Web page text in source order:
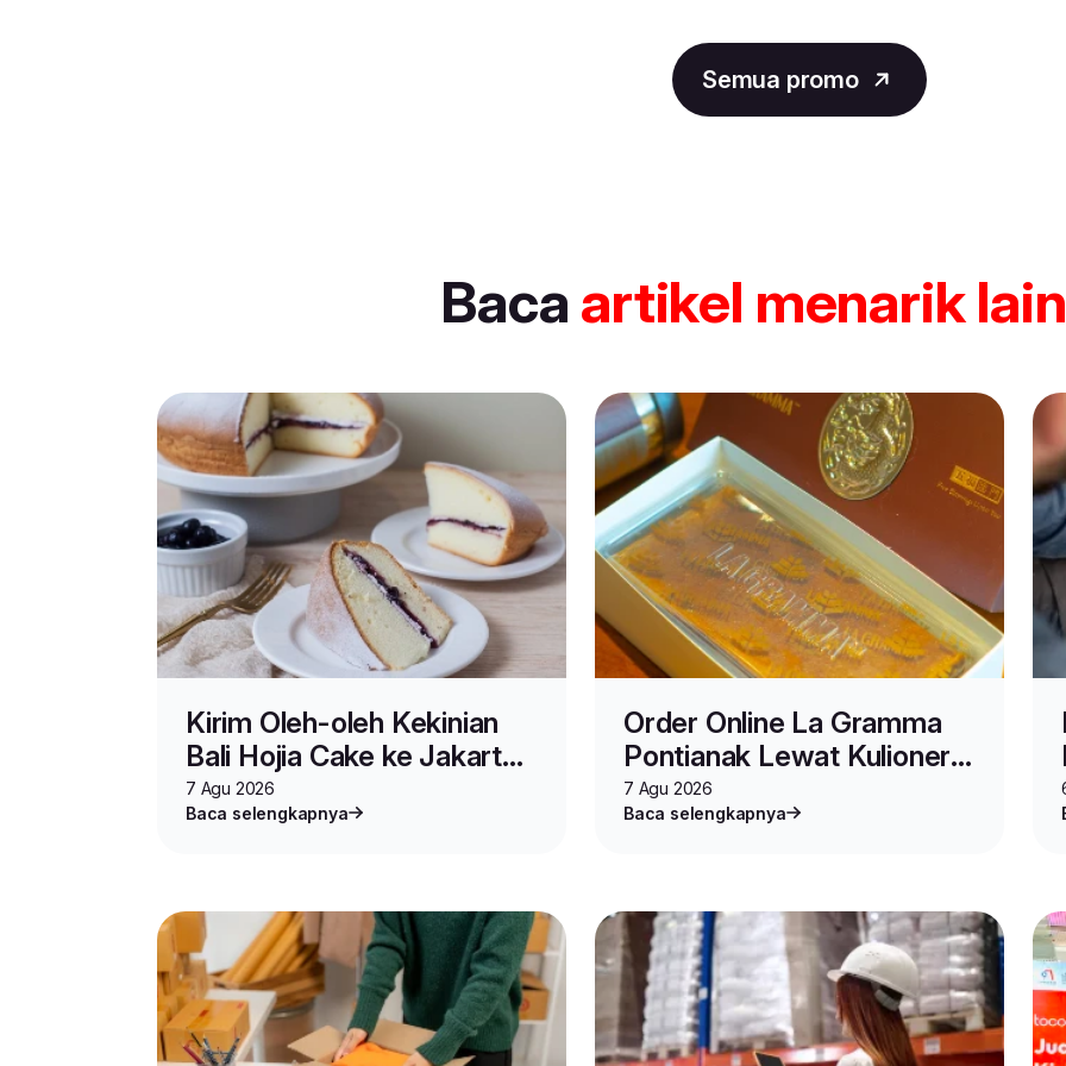
Semua promo
Baca artikel menarik
Kirim Oleh-oleh Kekinian
Bali Hojia Cake ke Jakarta
Praktis di Kulioner
7 Agu 2026
Baca selengkapnya
Order Online La Gramma
Pontianak Lewat Kulioner
Lion Parcel
7 Agu 2026
Baca selengkapnya